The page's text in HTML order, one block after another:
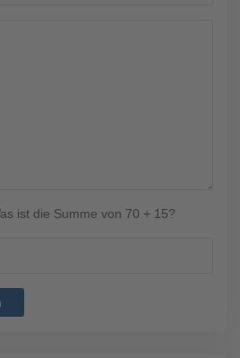
ist die Summe von 70 + 15?